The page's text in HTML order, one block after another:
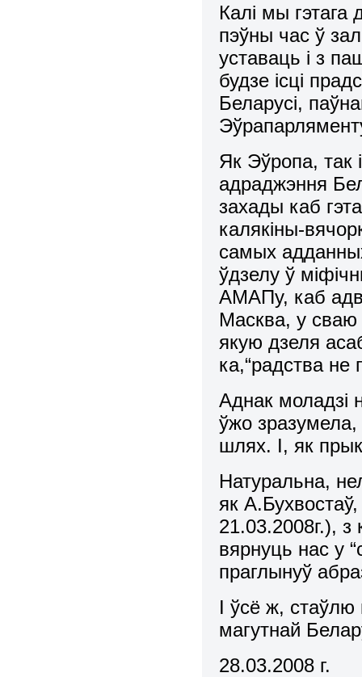
Калі мы
пэўны час ў
уставаць і з
будзе ісці
Беларусі,
Як Эўропа, так
адраджэння
захады каб
калякіны-
самых
ўдзелу ў
АМАПу, каб
Масква, у сваю
якую дзеля
ка,“радства
Аднак моладзі
ўжо
шлях. І, як
Натуральна,
як
21.03.2008г.),
вярнуць нас у
праглынуў
І ўсё ж, стаўлю
магутнай
28.03.2008 г.